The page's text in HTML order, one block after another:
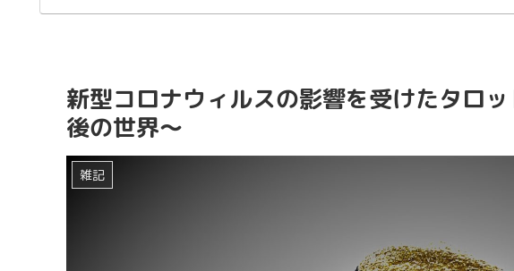
新型コロナウィルスの影響を受けたタロ
後の世界～
雑記